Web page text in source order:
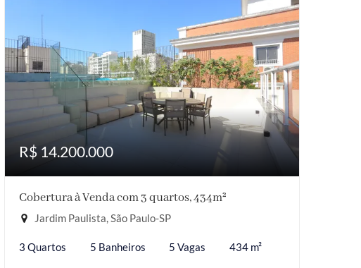
R$ 14.200.000
Cobertura à Venda com 3 quartos, 434m²
Jardim Paulista, São Paulo-SP
3 Quartos 5 Banheiros 5 Vagas 434 m²